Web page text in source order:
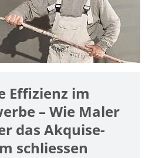
Effizienz im
– Wie Maler
das Akquise-
schliessen